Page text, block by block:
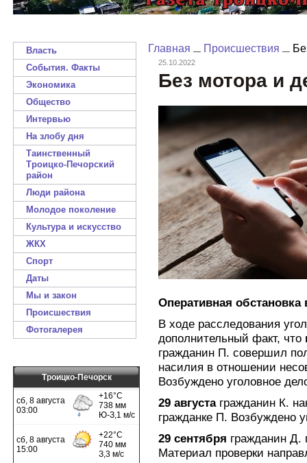
Власть
События. Факты
Экономика
Общество
Интервью
На злобу дня
Таинственный
Троицко-Печорский
район
Люди района
Молодое поколение
Культура и искусство
ЖКХ
Спорт
Даты
Мы и закон
Происшествия
Фотогалерея
Троицко-Печорск
Главная Происшествия
25.10.2022
Без мотора и
Оперативная обстановка
В ходе расследования
дополнительный факт, что
гражданин П. совершил
насилия в отношении
Возбуждено уголовное
29 августагражданин К.
гражданке П. Возбуждено
29 сентября гражданин Д.
Материал проверки